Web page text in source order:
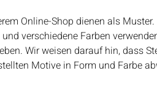
Online-Shop dienen als
verschiedene Farben
Wir weisen darauf hin, dass
Motive in Form und Farbe